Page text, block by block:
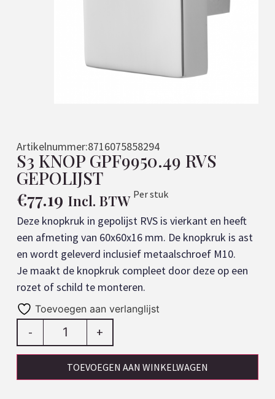
Artikelnummer:8716075858294
S3 KNOP GPF9950.49 RVS
GEPOLIJST
€77.19 Incl. BTW Per stuk
Deze knopkruk in gepolijst RVS is vierkant en heeft
een afmeting van 60x60x16 mm. De knopkruk is ast
en wordt geleverd inclusief metaalschroef M10.
Je maakt de knopkruk compleet door deze op een
rozet of schild te monteren.
Toevoegen aan verlanglijst
- +
TOEVOEGEN AAN WINKELWAGEN